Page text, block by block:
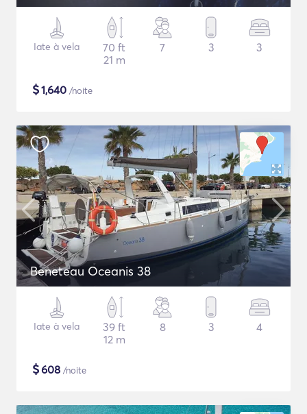
Iate à vela
70 ft
21 m
7 3 3
$1,640 /noite
Beneteau Oceanis 38
Iate à vela
39 ft
12 m
8 3 4
$608 /noite